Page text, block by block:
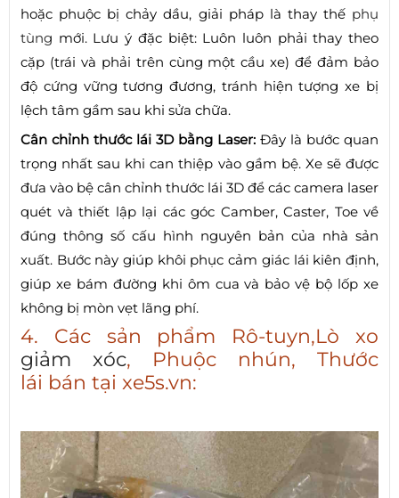
hoặc phuộc bị chảy dầu, giải pháp là thay thế phụ
tùng mới. Lưu ý đặc biệt: Luôn luôn phải thay theo
cặp (trái và phải trên cùng một cầu xe) để đảm bảo
độ cứng vững tương đương, tránh hiện tượng xe bị
lệch tâm gầm sau khi sửa chữa.
Cân chỉnh thước lái 3D bằng Laser: Đây là bước quan
trọng nhất sau khi can thiệp vào gầm bệ. Xe sẽ được
đưa vào bệ cân chỉnh thước lái 3D để các camera laser
quét và thiết lập lại các góc Camber, Caster, Toe về
đúng thông số cấu hình nguyên bản của nhà sản
xuất. Bước này giúp khôi phục cảm giác lái kiên định,
giúp xe bám đường khi ôm cua và bảo vệ bộ lốp xe
không bị mòn vẹt lãng phí.
4. Các sản phẩm Rô-tuyn,Lò xo
giảm xóc, Phuộc nhún, Thước
lái bán tại xe5s.vn: